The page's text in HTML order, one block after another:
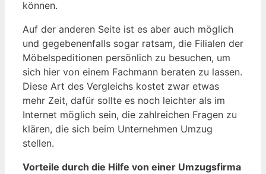
können.
Auf der anderen Seite ist es aber auch möglich
und gegebenenfalls sogar ratsam, die Filialen der
Möbelspeditionen persönlich zu besuchen, um
sich hier von einem Fachmann beraten zu lassen.
Diese Art des Vergleichs kostet zwar etwas
mehr Zeit, dafür sollte es noch leichter als im
Internet möglich sein, die zahlreichen Fragen zu
klären, die sich beim Unternehmen Umzug
stellen.
Vorteile durch die Hilfe von einer Umzugsfirma